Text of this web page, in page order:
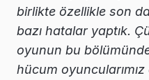
birlikte özellikle son
bazı hatalar yaptık.
oyunun bu
hücum